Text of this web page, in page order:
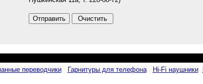
переводчики Гарнитуры для телефона Hi-Fi наушники